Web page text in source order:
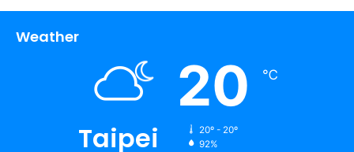
Weather
Taipei
20 ℃
20º - 20º
92%